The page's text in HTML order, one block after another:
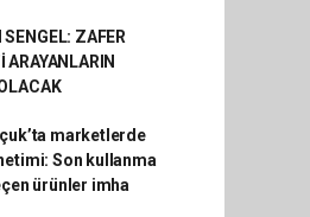
SENGEL: ZAFER
ARAYANLARIN
marketlerde
Son kullanma
ürünler imha